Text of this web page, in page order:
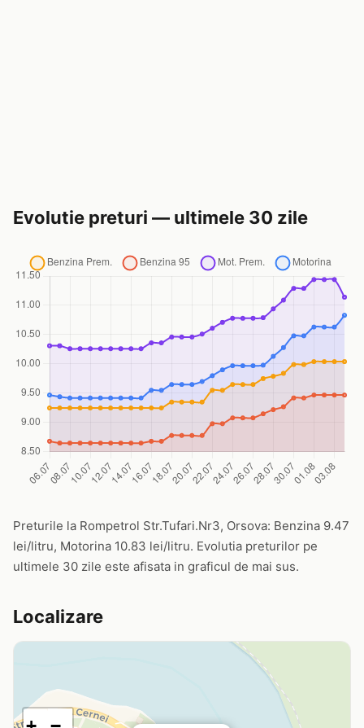
Evolutie preturi — ultimele 30 zile
Preturile la Rompetrol Str.Tufari.Nr3, Orsova: Benzina 9.47
lei/litru, Motorina 10.83 lei/litru. Evolutia preturilor pe
ultimele 30 zile este afisata in graficul de mai sus.
Localizare